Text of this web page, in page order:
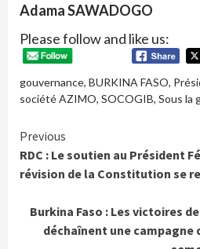
Adama SAWADOGO
Please follow and like us:
gouvernance, BURKINA FASO,
société AZIMO, SOCOGIB, Sous la
Continue
Reading
Previous
RDC : Le soutien au Président
révision de la Constitution se
Burkina Faso : Les victoires
déchaînent une